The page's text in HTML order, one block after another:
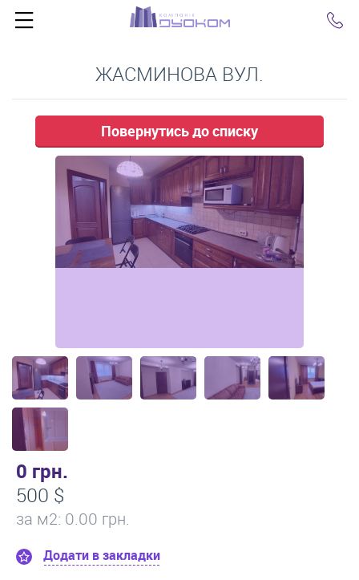
ЖАСМИНОВА ВУЛ.
Повернутись до списку
0 грн.
500 $
за м2: 0.00 грн.
Додати в закладки